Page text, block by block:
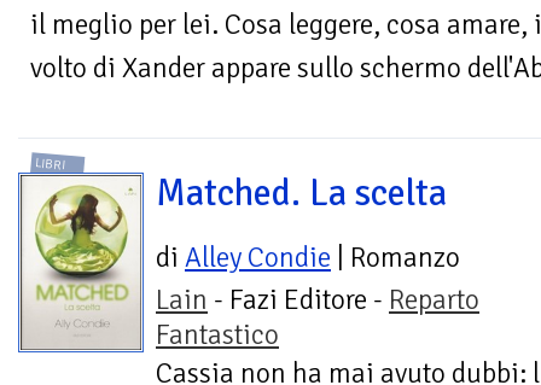
il meglio per lei. Cosa leggere, cosa
volto di Xander appare sullo schermo
LIBRI
Matched. La scelta
di Alley Condie | Romanzo
Lain - Fazi Editore - Reparto
Fantastico
Cassia non ha mai avuto dubbi: